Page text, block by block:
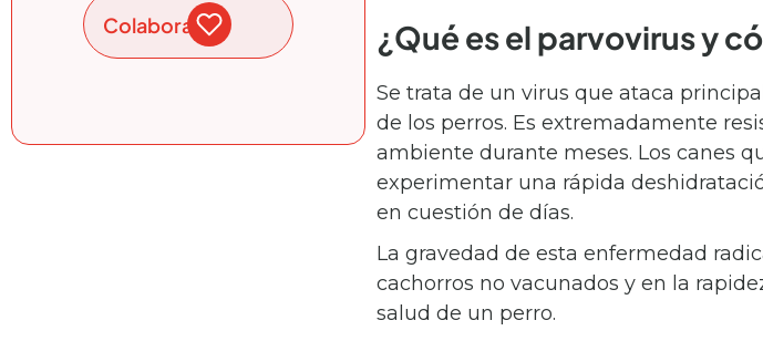
Colabora ¿Qué es el parvovirus y
Se trata de un virus que ataca
de los perros. Es extremadamente
ambiente durante meses. Los canes
experimentar una rápida
en cuestión de días.
La gravedad de esta enfermedad
cachorros no vacunados y en la
salud de un perro.